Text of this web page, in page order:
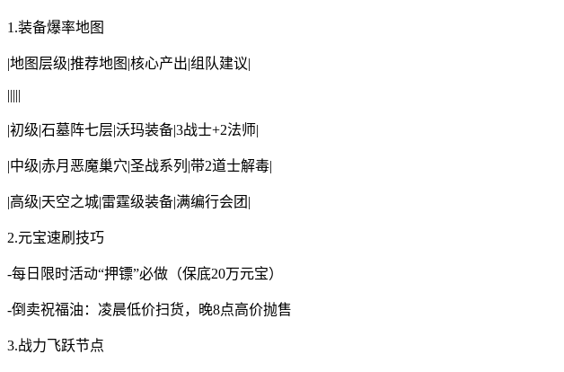
1.装备爆率地图
|地图层级|推荐地图|核心产出|组队建议|
|||||
|初级|石墓阵七层|沃玛装备|3战士+2法师|
|中级|赤月恶魔巢穴|圣战系列|带2道士解毒|
|高级|天空之城|雷霆级装备|满编行会团|
2.元宝速刷技巧
-每日限时活动“押镖”必做（保底20万元宝）
-倒卖祝福油：凌晨低价扫货，晚8点高价抛售
3.战力飞跃节点